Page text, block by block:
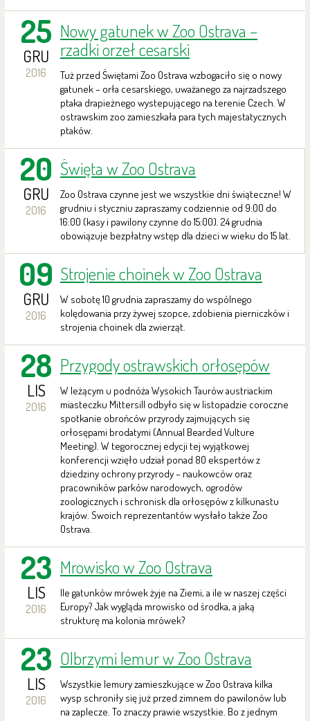
25
GRU
2016
Nowy gatunek w Zoo Ostrava –
rzadki orzeł cesarski
Tuż przed Świętami Zoo Ostrava wzbogaciło się o nowy
gatunek – orła cesarskiego, uważanego za najrzadszego
ptaka drapieżnego wystepującego na terenie Czech. W
ostrawskim zoo zamieszkała para tych majestatycznych
ptaków.
20
GRU
2016
Święta w Zoo Ostrava
Zoo Ostrava czynne jest we wszystkie dni świąteczne! W
grudniu i styczniu zapraszamy codziennie od 9:00 do
16:00 (kasy i pawilony czynne do 15:00). 24 grudnia
obowiązuje bezpłatny wstęp dla dzieci w wieku do 15 lat.
09
GRU
2016
Strojenie choinek w Zoo Ostrava
W sobotę 10 grudnia zapraszamy do wspólnego
kolędowania przy żywej szopce, zdobienia pierniczków i
strojenia choinek dla zwierząt.
28
LIS
2016
Przygody ostrawskich orłosępów
W leżącym u podnóża Wysokich Taurów austriackim
miasteczku Mittersill odbyło się w listopadzie coroczne
spotkanie obrońców przyrody zajmujących się
orłosępami brodatymi (Annual Bearded Vulture
Meeting). W tegorocznej edycji tej wyjątkowej
konferencji wzięło udział ponad 80 ekspertów z
dziedziny ochrony przyrody – naukowców oraz
pracowników parków narodowych, ogrodów
zoologicznych i schronisk dla orłosępów z kilkunastu
krajów. Swoich reprezentantów wysłało także Zoo
Ostrava.
23
LIS
2016
Mrowisko w Zoo Ostrava
Ile gatunków mrówek żyje na Ziemi, a ile w naszej części
Europy? Jak wygląda mrowisko od środka, a jaką
strukturę ma kolonia mrówek?
23
LIS
2016
Olbrzymi lemur w Zoo Ostrava
Wszystkie lemury zamieszkujące w Zoo Ostrava kilka
wysp schroniły się już przed zimnem do pawilonów lub
na zaplecze. To znaczy prawie wszystkie. Bo z jednym